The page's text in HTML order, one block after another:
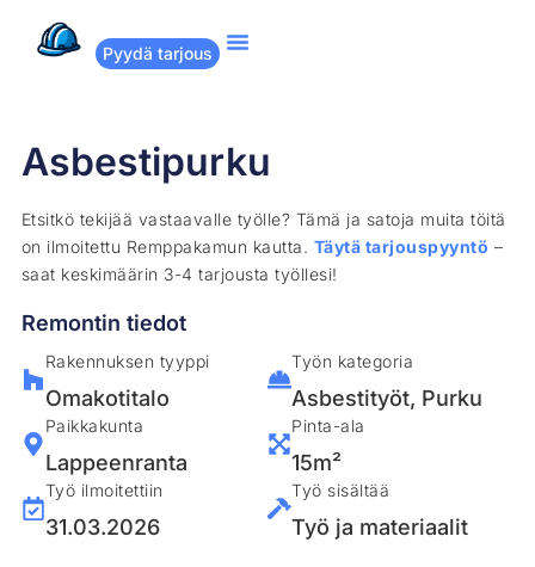
Pyydä tarjous
Asbestipurku
Etsitkö tekijää vastaavalle työlle? Tämä ja satoja muita töitä
on ilmoitettu Remppakamun kautta. Täytä tarjouspyyntö –
saat keskimäärin 3-4 tarjousta työllesi!
Remontin tiedot
Rakennuksen tyyppi
Omakotitalo
Paikkakunta
Lappeenranta
Työ ilmoitettiin
31.03.2026
Työn kategoria
Asbestityöt, Purku
Pinta-ala
15m²
Työ sisältää
Työ ja materiaalit